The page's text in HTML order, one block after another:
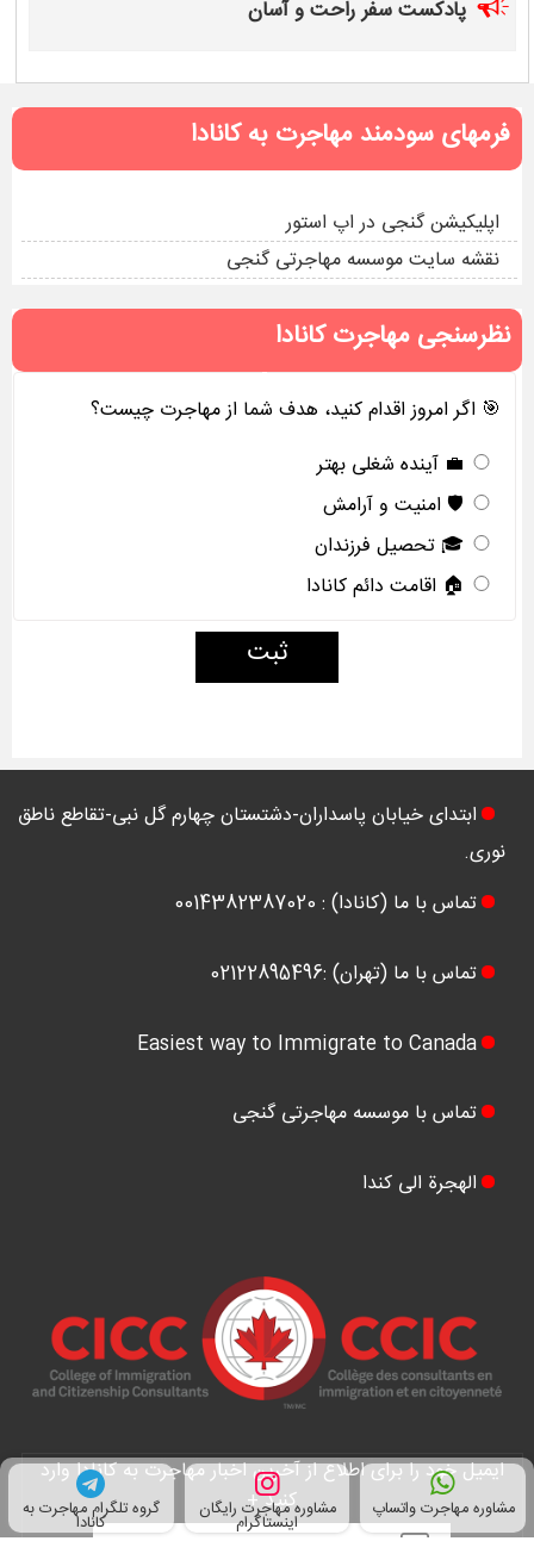
پادکست سفر راحت و آسان
فرمهای سودمند مهاجرت به کانادا
اپلیکیشن گنجی در اپ استور
نقشه سایت موسسه مهاجرتی گنجی
نظرسنجی مهاجرت کانادا
🎯 اگر امروز اقدام کنید، هدف شما از مهاجرت چیست؟
💼 آینده شغلی بهتر
🛡️ امنیت و آرامش
🎓 تحصیل فرزندان
🏠 اقامت دائم کانادا
ثبت
ابتدای خیابان پاسداران-دشتستان چهارم گل نبی-تقاطع ناطق
نوری.
تماس با ما (کانادا) : 0014382387020
تماس با ما (تهران) :02122895496
Easiest way to Immigrate to Canada
تماس با موسسه مهاجرتی گنجی
الهجرة الی کندا
ایمیل خود را برای اطلاع از آخرین اخبار مهاجرت به کانادا وارد
کنید +
مشاوره مهاجرت واتساپ مشاوره مهاجرت رایگان
اینستاگرام
گروه تلگرام مهاجرت به
کانادا